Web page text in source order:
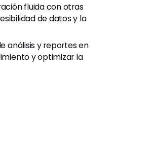
fluida con otras
de datos y la
análisis y reportes en
y optimizar la